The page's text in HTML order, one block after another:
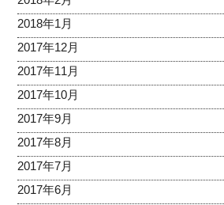
2018年1月
2017年12月
2017年11月
2017年10月
2017年9月
2017年8月
2017年7月
2017年6月